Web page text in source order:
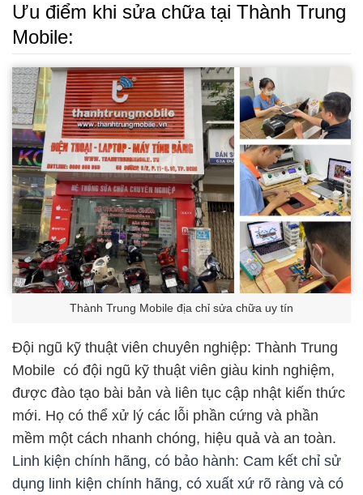
Ưu điểm khi sửa chữa tại Thành Trung
Mobile:
Thành Trung Mobile địa chỉ sửa chữa uy tín
Đội ngũ kỹ thuật viên chuyên nghiệp: Thành Trung
Mobile có đội ngũ kỹ thuật viên giàu kinh nghiệm,
được đào tạo bài bản và liên tục cập nhật kiến thức
mới. Họ có thể xử lý các lỗi phần cứng và phần
mềm một cách nhanh chóng, hiệu quả và an toàn.
Linh kiện chính hãng, có bảo hành: Cam kết chỉ sử
dụng linh kiện chính hãng, có xuất xứ rõ ràng và có